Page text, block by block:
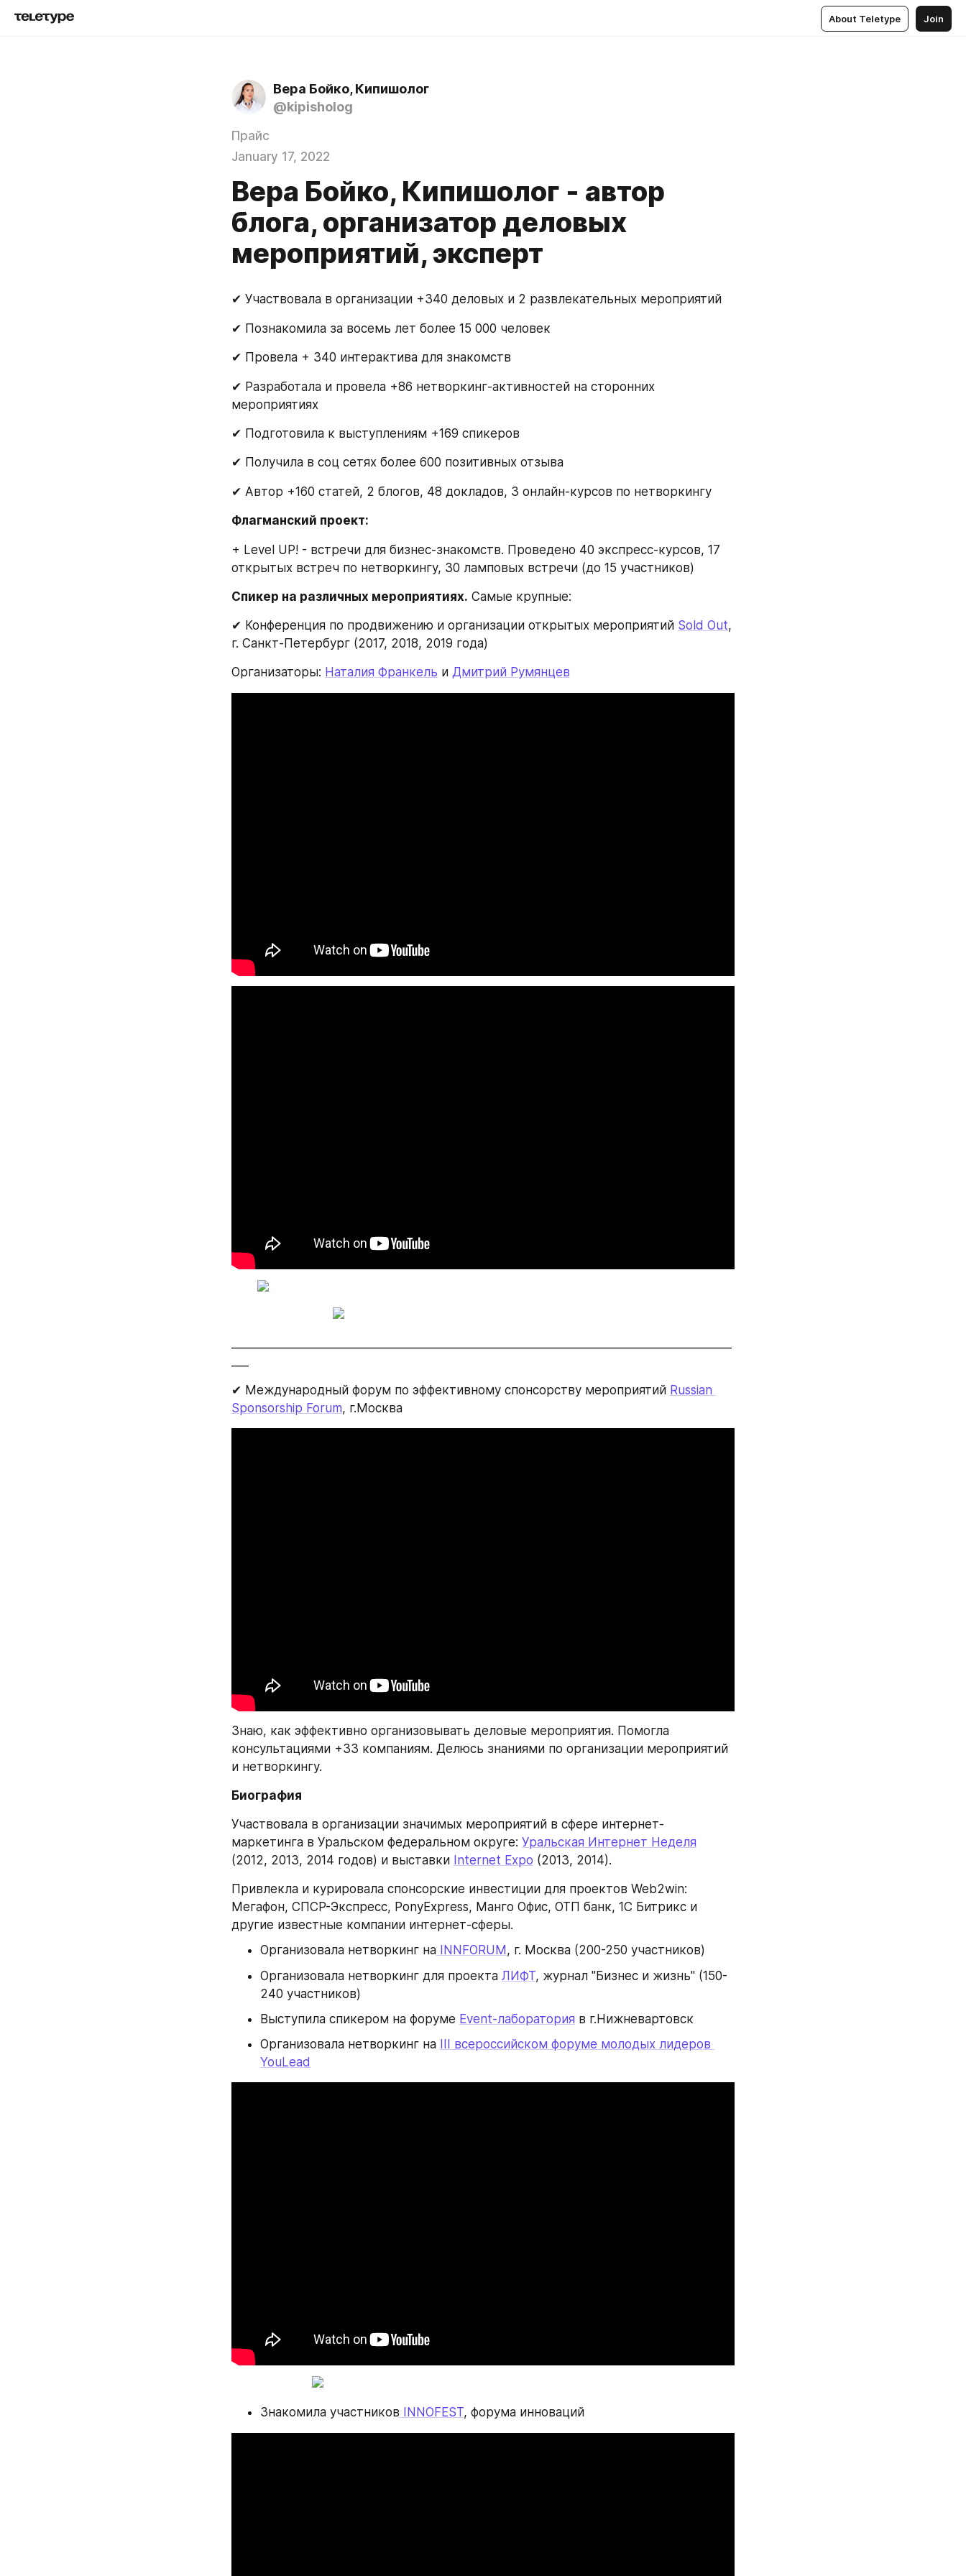
About Teletype Join
Вера Бойко, Кипишолог
@kipisholog
Прайс
January 17, 2022
Вера Бойко, Кипишолог - автор
блога, организатор деловых
мероприятий, эксперт
✔ Участвовала в организации +340 деловых и 2 развлекательных мероприятий
✔ Познакомила за восемь лет более 15 000 человек
✔ Провела + 340 интерактива для знакомств
✔ Разработала и провела +86 нетворкинг-активностей на сторонних
мероприятиях
✔ Подготовила к выступлениям +169 спикеров
✔ Получила в соц сетях более 600 позитивных отзыва
✔ Автор +160 статей, 2 блогов, 48 докладов, 3 онлайн-курсов по нетворкингу
Флагманский проект:
+ Level UP! - встречи для бизнес-знакомств. Проведено 40 экспресс-курсов, 17
открытых встреч по нетворкингу, 30 ламповых встречи (до 15 участников)
Спикер на различных мероприятиях. Самые крупные:
✔ Конференция по продвижению и организации открытых мероприятий Sold Out,
г. Санкт-Петербург (2017, 2018, 2019 года)
Организаторы: Наталия Франкель и Дмитрий Румянцев
✔ Международный форум по эффективному спонсорству мероприятий Russian
Sponsorship Forum, г.Москва
Знаю, как эффективно организовывать деловые мероприятия. Помогла
консультациями +33 компаниям. Делюсь знаниями по организации мероприятий
и нетворкингу.
Биография
Участвовала в организации значимых мероприятий в сфере интернет-
маркетинга в Уральском федеральном округе: Уральская Интернет Неделя
(2012, 2013, 2014 годов) и выставки Internet Expo (2013, 2014).
Привлекла и курировала спонсорские инвестиции для проектов Web2win:
Мегафон, СПСР-Экспресс, PonyExpress, Манго Офис, ОТП банк, 1C Битрикс и
другие известные компании интернет-сферы.
Организовала нетворкинг на INNFORUM , г. Москва (200-250 участников)
Организовала нетворкинг для проекта ЛИФТ, журнал "Бизнес и жизнь" (150-
240 участников)
Выступила спикером на форуме Event-лаборатория в г.Нижневартовск
Организовала нетворкинг на
III всероссийском форуме молодых лидеров
YouLead
Знакомила участников INNOFEST, форума инноваций